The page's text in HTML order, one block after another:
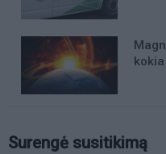
Surengė susitikimą